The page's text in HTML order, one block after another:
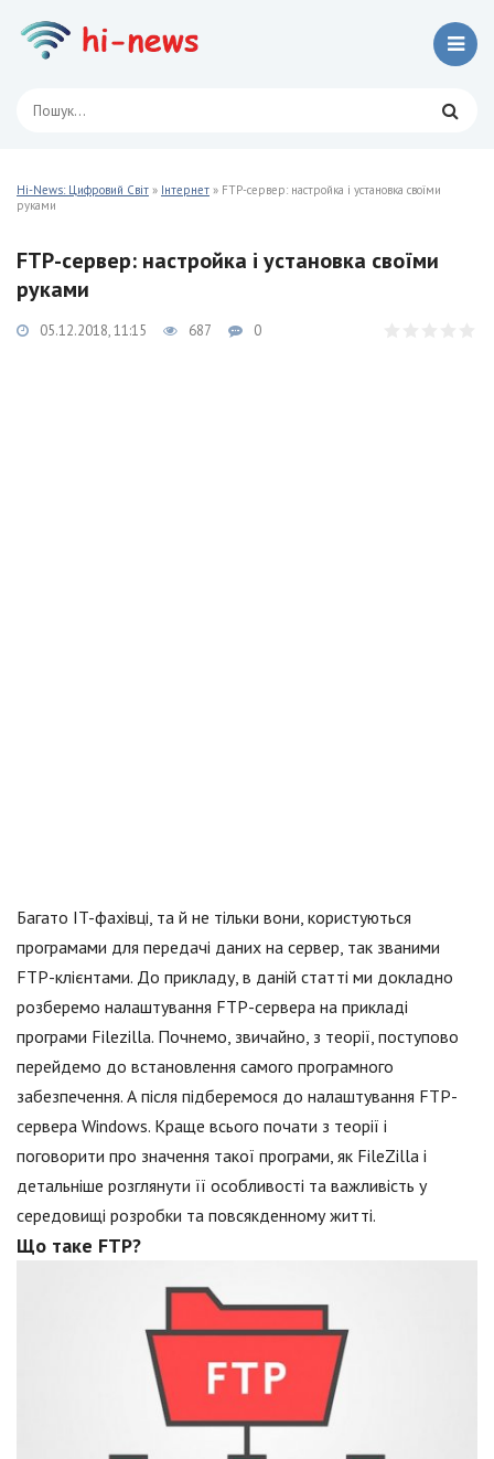
Hi-News: Цифровий Світ » Інтернет » FTP-сервер: настройка і установка своїми
руками
FTP-сервер: настройка і установка своїми
руками
05.12.2018, 11:15 687 0
Багато IT-фахівці, та й не тільки вони, користуються
програмами для передачі даних на сервер, так званими
FTP-клієнтами. До прикладу, в даній статті ми докладно
розберемо налаштування FTP-сервера на прикладі
програми Filezilla. Почнемо, звичайно, з теорії, поступово
перейдемо до встановлення самого програмного
забезпечення. А після підберемося до налаштування FTP-
сервера Windows. Краще всього почати з теорії і
поговорити про значення такої програми, як FileZilla і
детальніше розглянути її особливості та важливість у
середовищі розробки та повсякденному житті.
Що таке FTP?